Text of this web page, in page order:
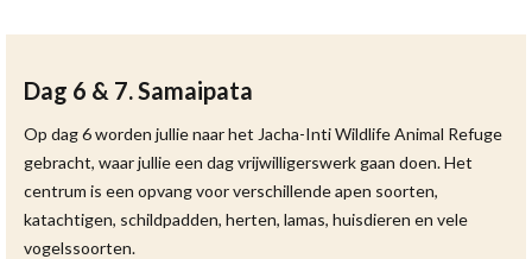
Dag 6 & 7. Samaipata
Op dag 6 worden jullie naar het Jacha-Inti Wildlife Animal Refuge
gebracht, waar jullie een dag vrijwilligerswerk gaan doen. Het
centrum is een opvang voor verschillende apen soorten,
katachtigen, schildpadden, herten, lamas, huisdieren en vele
vogelssoorten.